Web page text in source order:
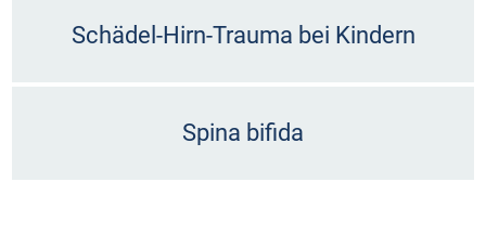
Schädel-Hirn-Trauma bei Kindern
Spina bifida